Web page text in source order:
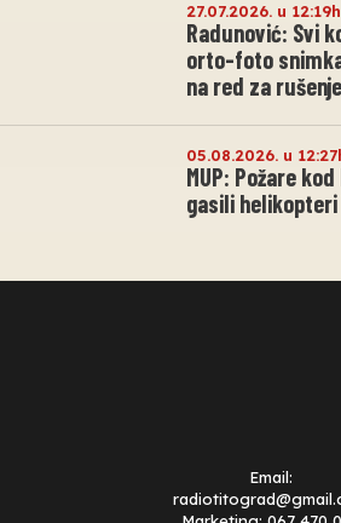
27.07.2026. u 12:19h
Radunović: Svi
orto-foto
na red za rušenje
05.08.2026. u
MUP: Požare
gasili helikopteri
Email: